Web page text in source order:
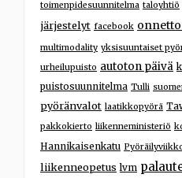
toimenpidesuunnitelma taloyhtiö
järjestelyt facebook
multimodality yksisuuntaiset
urheilupuisto autoton päivä
puistosuunnitelma Tulli
pyöränvalot laatikkopyörä
pakkokierto liikenneministeriö
Hannikaisenkatu
liikenneopetus lvm